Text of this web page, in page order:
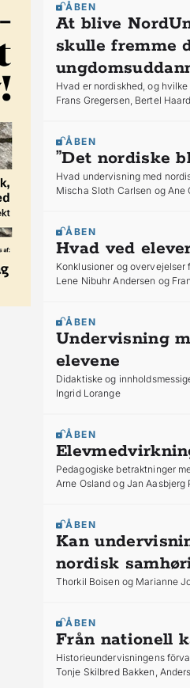
ÅBEN
At blive
skulle fremme
Hvad er nordiskhed, og
Frans Gregersen, Bertel
ÅBEN
”Det nordiske
Hvad undervisning med
Mischa Sloth Carlsen og Ane
ÅBEN
Hvad ved
Konklusioner og overvejelser
Lene Nibuhr Andersen og
ÅBEN
Undervisning
elevene
Didaktiske og
Ingrid Lorange
ÅBEN
Pedagogiske betraktninger
Arne Osland og Jan Aasbjerg
ÅBEN
Kan
nordisk
Thorkil Boisen og Marianne
ÅBEN
Från nationell
Historieundervisningens
Tonje Skilbred Bakken,